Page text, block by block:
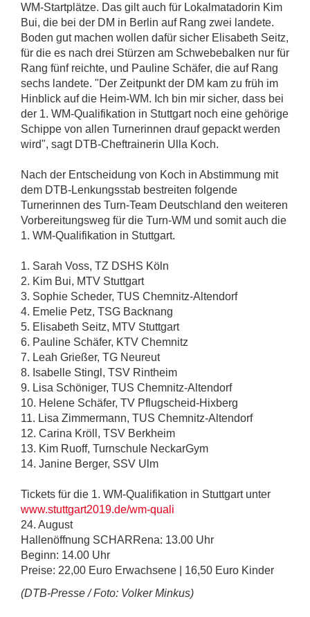
WM-Startplätze. Das gilt auch für Lokalmatadorin Kim
Bui, die bei der DM in Berlin auf Rang zwei landete.
Boden gut machen wollen dafür sicher Elisabeth Seitz,
für die es nach drei Stürzen am Schwebebalken nur für
Rang fünf reichte, und Pauline Schäfer, die auf Rang
sechs landete. "Der Zeitpunkt der DM kam zu früh im
Hinblick auf die Heim-WM. Ich bin mir sicher, dass bei
der 1. WM-Qualifikation in Stuttgart noch eine gehörige
Schippe von allen Turnerinnen drauf gepackt werden
wird", sagt DTB-Cheftrainerin Ulla Koch.
Nach der Entscheidung von Koch in Abstimmung mit
dem DTB-Lenkungsstab bestreiten folgende
Turnerinnen des Turn-Team Deutschland den weiteren
Vorbereitungsweg für die Turn-WM und somit auch die
1. WM-Qualifikation in Stuttgart.
1. Sarah Voss, TZ DSHS Köln
2. Kim Bui, MTV Stuttgart
3. Sophie Scheder, TUS Chemnitz-Altendorf
4. Emelie Petz, TSG Backnang
5. Elisabeth Seitz, MTV Stuttgart
6. Pauline Schäfer, KTV Chemnitz
7. Leah Grießer, TG Neureut
8. Isabelle Stingl, TSV Rintheim
9. Lisa Schöniger, TUS Chemnitz-Altendorf
10. Helene Schäfer, TV Pflugscheid-Hixberg
11. Lisa Zimmermann, TUS Chemnitz-Altendorf
12. Carina Kröll, TSV Berkheim
13. Kim Ruoff, Turnschule NeckarGym
14. Janine Berger, SSV Ulm
Tickets für die 1. WM-Qualifikation in Stuttgart unter
www.stuttgart2019.de/wm-quali
24. August
Hallenöffnung SCHARRena: 13.00 Uhr
Beginn: 14.00 Uhr
Preise: 22,00 Euro Erwachsene | 16,50 Euro Kinder
(DTB-Presse / Foto: Volker Minkus)